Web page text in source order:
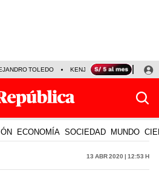
TOLEDO KENJI FUJIMORI
ECONOMÍA SOCIEDAD MUNDO
13 Abr 2020 | 12:53 h